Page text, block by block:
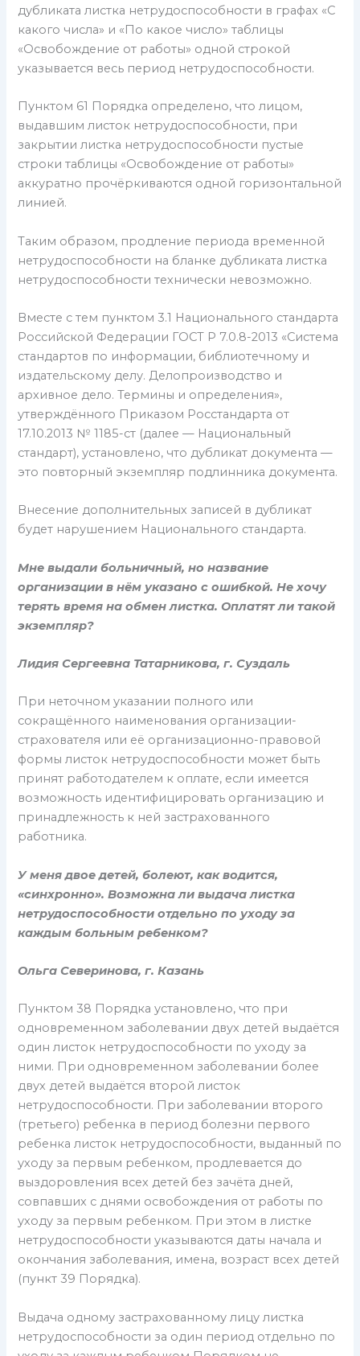
дубликата листка нетрудоспособности в графах «С
какого числа» и «По какое число» таблицы
«Освобождение от работы» одной строкой
указывается весь период нетрудоспособности.
Пунктом 61 Порядка определено, что лицом,
выдавшим листок нетрудоспособности, при
закрытии листка нетрудоспособности пустые
строки таблицы «Освобождение от работы»
аккуратно прочёркиваются одной горизонтальной
линией.
Таким образом, продление периода временной
нетрудоспособности на бланке дубликата листка
нетрудоспособности технически невозможно.
Вместе с тем пунктом 3.1 Национального стандарта
Российской Федерации ГОСТ Р 7.0.8-2013 «Система
стандартов по информации, библиотечному и
издательскому делу. Делопроизводство и
архивное дело. Термины и определения»,
утверждённого Приказом Росстандарта от
17.10.2013 № 1185-ст (далее — Национальный
стандарт), установлено, что дубликат документа —
это повторный экземпляр подлинника документа.
Внесение дополнительных записей в дубликат
будет нарушением Национального стандарта.
Мне выдали больничный, но название
организации в нём указано с ошибкой. Не хочу
терять время на обмен листка. Оплатят ли такой
экземпляр?
Лидия Сергеевна Татарникова, г. Суздаль
При неточном указании полного или
сокращённого наименования организации-
страхователя или её организационно-правовой
формы листок нетрудоспособности может быть
принят работодателем к оплате, если имеется
возможность идентифицировать организацию и
принадлежность к ней застрахованного
работника.
У меня двое детей, болеют, как водится,
«синхронно». Возможна ли выдача листка
нетрудоспособности отдельно по уходу за
каждым больным ребенком?
Ольга Северинова, г. Казань
Пунктом 38 Порядка установлено, что при
одновременном заболевании двух детей выдаётся
один листок нетрудоспособности по уходу за
ними. При одновременном заболевании более
двух детей выдаётся второй листок
нетрудоспособности. При заболевании второго
(третьего) ребенка в период болезни первого
ребенка листок нетрудоспособности, выданный по
уходу за первым ребенком, продлевается до
выздоровления всех детей без зачёта дней,
совпавших с днями освобождения от работы по
уходу за первым ребенком. При этом в листке
нетрудоспособности указываются даты начала и
окончания заболевания, имена, возраст всех детей
(пункт 39 Порядка).
Выдача одному застрахованному лицу листка
нетрудоспособности за один период отдельно по